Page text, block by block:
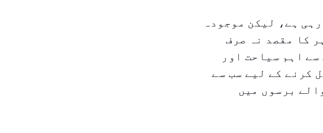
ہے، لیکن موجودہ
کا مقصد نہ صرف
اہم سیاحت اور
کرنے کے لیے سب سے
برسوں میں